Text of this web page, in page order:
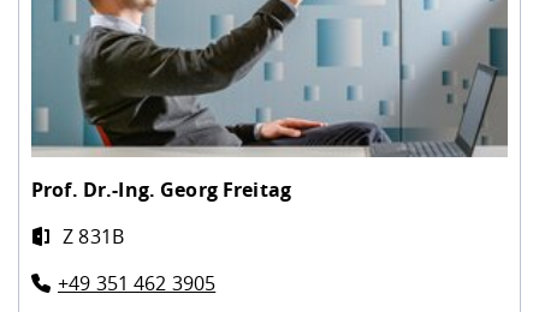
Prof. Dr.-Ing. Georg Freitag
Z 831B
+49 351 462 3905